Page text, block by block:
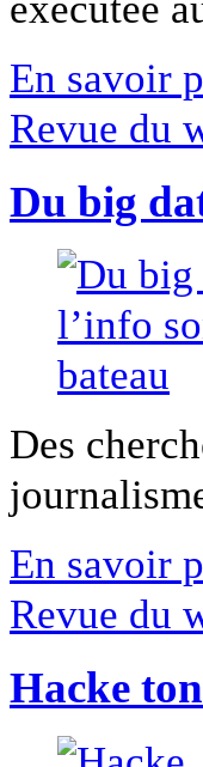
En savoir
Revue du
Du big
Des
En savoir
Revue du
Hacke